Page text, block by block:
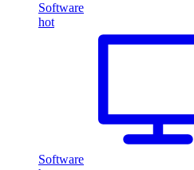
Software
hot
Software